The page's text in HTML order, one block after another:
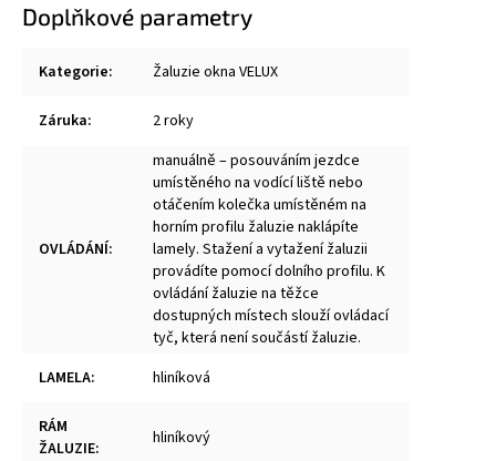
Doplňkové parametry
Kategorie: Žaluzie okna VELUX
Záruka: 2 roky
OVLÁDÁNÍ:
manuálně – posouváním jezdce
umístěného na vodící liště nebo
otáčením kolečka umístěném na
horním profilu žaluzie naklápíte
lamely. Stažení a vytažení žaluzii
provádíte pomocí dolního profilu. K
ovládání žaluzie na těžce
dostupných místech slouží ovládací
tyč, která není součástí žaluzie.
LAMELA: hliníková
RÁM
ŽALUZIE: hliníkový